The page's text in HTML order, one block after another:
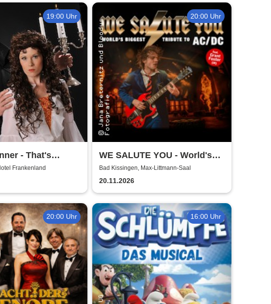
19:00 Uhr
- That's
Frankenland
20:00 Uhr
WE SALUTE YOU - World's
biggest Tribute to AC/DC
Bad Kissingen, Max-Littmann-Saal
20.11.2026
20:00 Uhr 16:00 Uhr